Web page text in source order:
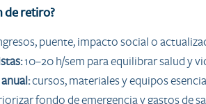
de retiro?
puente, impacto social o
10–20 h/sem para equilibrar salud y
cursos, materiales y equipos
fondo de emergencia y gastos de